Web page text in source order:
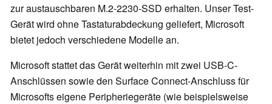
zur austauschbaren M.2-2230-SSD erhalten. Unser Test-
Gerät wird ohne Tastaturabdeckung geliefert, Microsoft
bietet jedoch verschiedene Modelle an.
Microsoft stattet das Gerät weiterhin mit zwei USB-C-
Anschlüssen sowie den Surface Connect-Anschluss für
Microsofts eigene Peripheriegeräte (wie beispielsweise